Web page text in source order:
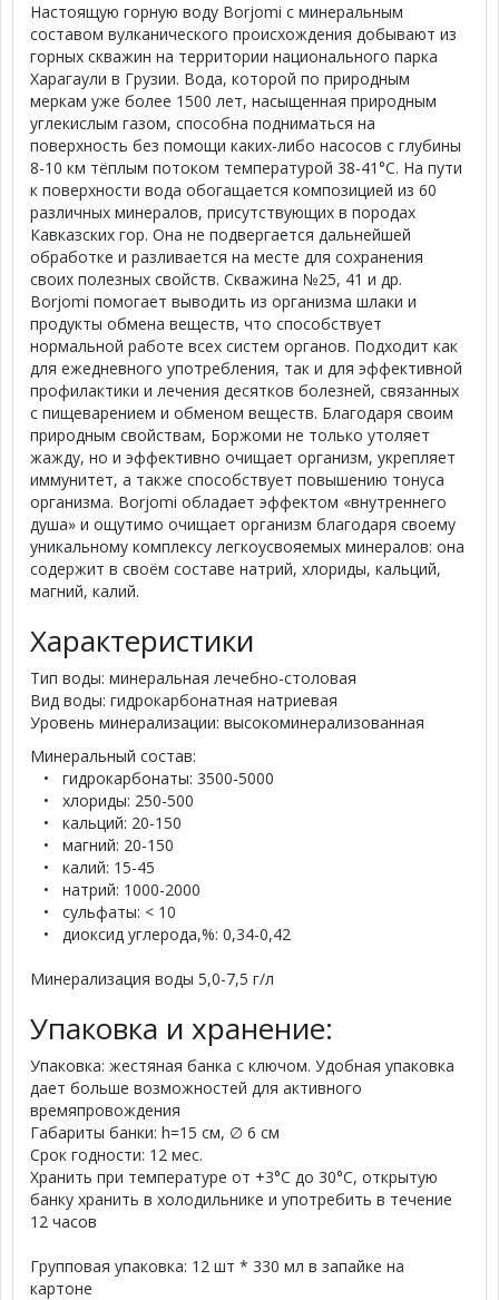
Настоящую горную воду Borjomi с минеральным
составом вулканического происхождения добывают из
горных скважин на территории национального парка
Харагаули в Грузии. Вода, которой по природным
меркам уже более 1500 лет, насыщенная природным
углекислым газом, способна подниматься на
поверхность без помощи каких-либо насосов с глубины
8-10 км тёплым потоком температурой 38-41°C. На пути
к поверхности вода обогащается композицией из 60
различных минералов, присутствующих в породах
Кавказских гор. Она не подвергается дальнейшей
обработке и разливается на месте для сохранения
своих полезных свойств. Скважина №25, 41 и др.
Borjomi помогает выводить из организма шлаки и
продукты обмена веществ, что способствует
нормальной работе всех систем органов. Подходит как
для ежедневного употребления, так и для эффективной
профилактики и лечения десятков болезней, связанных
с пищеварением и обменом веществ. Благодаря своим
природным свойствам, Боржоми не только утоляет
жажду, но и эффективно очищает организм, укрепляет
иммунитет, а также способствует повышению тонуса
организма. Borjomi обладает эффектом «внутреннего
душа» и ощутимо очищает организм благодаря своему
уникальному комплексу легкоусвояемых минералов: она
содержит в своём составе натрий, хлориды, кальций,
магний, калий.
Характеристики
Тип воды: минеральная лечебно-столовая
Вид воды: гидрокарбонатная натриевая
Уровень минерализации: высокоминерализованная
Минеральный состав:
• гидрокарбонаты: 3500-5000
• хлориды: 250-500
• кальций: 20-150
• магний: 20-150
• калий: 15-45
• натрий: 1000-2000
• сульфаты: < 10
• диоксид углерода,%: 0,34-0,42
Минерализация воды 5,0-7,5 г/л
Упаковка и хранение:
Упаковка: жестяная банка с ключом. Удобная упаковка
дает больше возможностей для активного
времяпровождения
Габариты банки: h=15 см, ∅ 6 см
Срок годности: 12 мес.
Хранить при температуре от +3°C до 30°C, открытую
банку хранить в холодильнике и употребить в течение
12 часов
Групповая упаковка: 12 шт * 330 мл в запайке на
картоне